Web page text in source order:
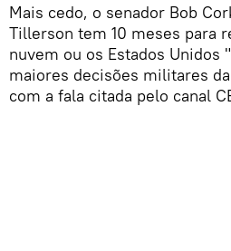
Mais cedo, o senador Bob
Tillerson tem 10 meses para
nuvem ou os Estados Unidos
maiores decisões militares
com a fala citada pelo canal